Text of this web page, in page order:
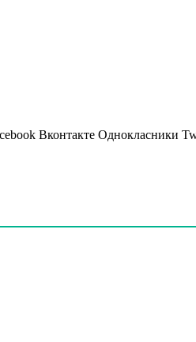
Вконтакте Однокласники